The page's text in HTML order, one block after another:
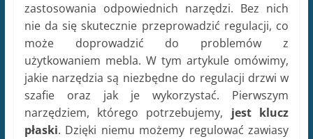
zastosowania odpowiednich narzędzi. Bez nich
nie da się skutecznie przeprowadzić regulacji, co
może doprowadzić do problemów z
użytkowaniem mebla. W tym artykule omówimy,
jakie narzędzia są niezbędne do regulacji drzwi w
szafie oraz jak je wykorzystać. Pierwszym
narzędziem, którego potrzebujemy, jest klucz
płaski. Dzięki niemu możemy regulować zawiasy